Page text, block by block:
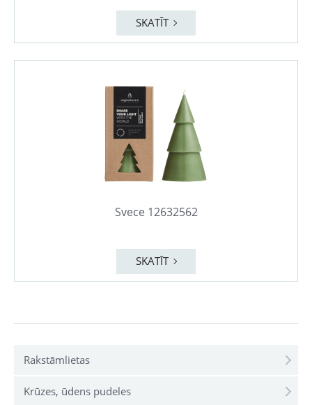
Rakstāmlietas
Krūzes, ūdens pudeles
SKATĪT
Svece 12632562
SKATĪT